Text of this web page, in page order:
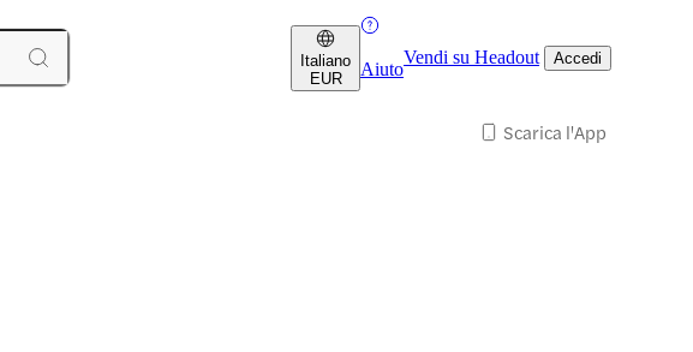
Italiano
EUR
Aiuto
Vendi su Headout Accedi
Scarica l'App